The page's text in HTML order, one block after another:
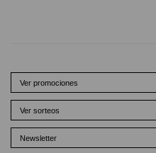
Ver promociones
Ver sorteos
Newsletter